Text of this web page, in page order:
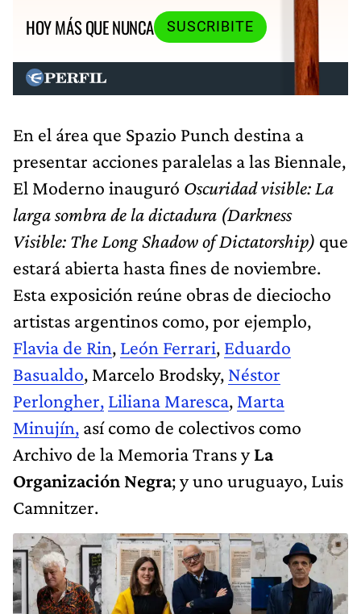
HOY MÁS QUE NUNCA SUSCRIBITE
En el área que Spazio Punch destina a
presentar acciones paralelas a las Biennale,
El Moderno inauguró Oscuridad visible: La
larga sombra de la dictadura (Darkness
Visible: The Long Shadow of Dictatorship) que
estará abierta hasta fines de noviembre.
Esta exposición reúne obras de dieciocho
artistas argentinos como, por ejemplo,
Flavia de Rin, León Ferrari, Eduardo
Basualdo, Marcelo Brodsky, Néstor
Perlongher, Liliana Maresca, Marta
Minujín, así como de colectivos como
Archivo de la Memoria Trans yLa
Organización Negra; y uno uruguayo, Luis
Camnitzer.